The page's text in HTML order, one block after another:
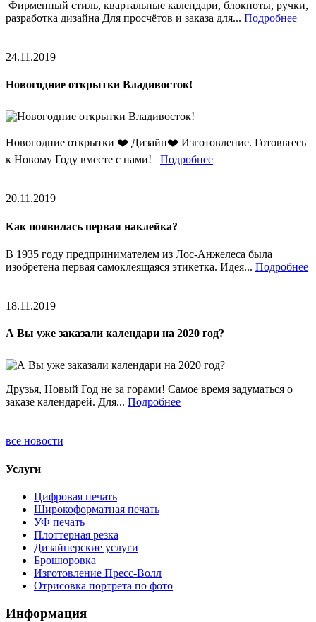
Фирменный стиль, квартальные календари, блокноты, ручки,
разработка дизайна Для просчётов и заказа для... Подробнее
24.11.2019
Новогодние открытки Владивосток!
Новогодние открытки ❤️ Дизайн❤️ Изготовление. Готовьтесь
к Новому Году вместе с нами! Подробнее
20.11.2019
Как появилась первая наклейка?
В 1935 году предпринимателем из Лос-Анжелеса была
изобретена первая самоклеящаяся этикетка. Идея... Подробнее
18.11.2019
А Вы уже заказали календари на 2020 год?
Друзья, Новый Год не за горами! Самое время задуматься о
заказе календарей. Для... Подробнее
все новости
Услуги
Цифровая печать
Широкоформатная печать
УФ печать
Плоттерная резка
Дизайнерские услуги
Брошюровка
Изготовление Пресс-Волл
Отрисовка портрета по фото
Информация